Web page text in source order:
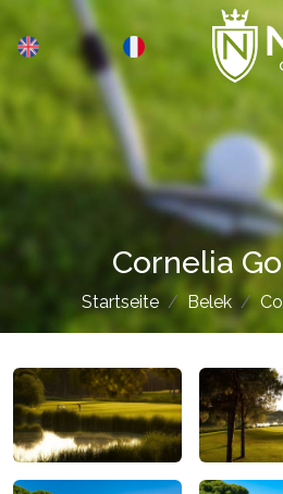
Cornelia
Startseite Belek